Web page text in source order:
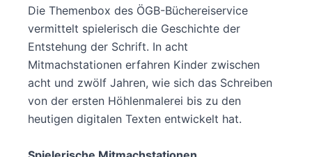
Die Themenbox des ÖGB-Büchereiservice
vermittelt spielerisch die Geschichte der
Entstehung der Schrift. In acht
Mitmachstationen erfahren Kinder zwischen
acht und zwölf Jahren, wie sich das Schreiben
von der ersten Höhlenmalerei bis zu den
heutigen digitalen Texten entwickelt hat.